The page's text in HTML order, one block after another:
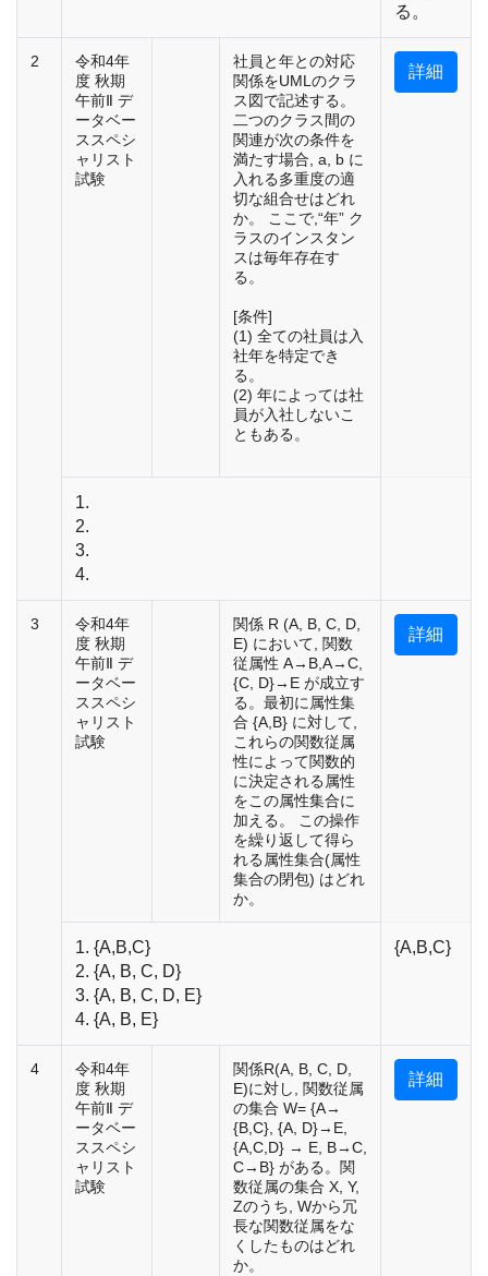
る。
2
令和4年
度 秋期
午前Ⅱ デ
ータベー
ススペシ
ャリスト
試験
社員と年との対応
関係をUMLのクラ
ス図で記述する。
二つのクラス間の
関連が次の条件を
満たす場合, a, b に
入れる多重度の適
切な組合せはどれ
か。 ここで,“年” ク
ラスのインスタン
スは毎年存在す
る。
[条件]
(1) 全ての社員は入
社年を特定でき
る。
(2) 年によっては社
員が入社しないこ
ともある。
詳細
1.
2.
3.
4.
3
令和4年
度 秋期
午前Ⅱ デ
ータベー
ススペシ
ャリスト
試験
関係 R (A, B, C, D,
E) において, 関数
従属性 A→B,A→C,
{C, D}→E が成立す
る。最初に属性集
合 {A,B} に対して,
これらの関数従属
性によって関数的
に決定される属性
をこの属性集合に
加える。 この操作
を繰り返して得ら
れる属性集合(属性
集合の閉包) はどれ
か。
詳細
1. {A,B,C}
2. {A, B, C, D}
3. {A, B, C, D, E}
4. {A, B, E}
{A,B,C}
4
令和4年
度 秋期
午前Ⅱ デ
ータベー
ススペシ
ャリスト
試験
関係R(A, B, C, D,
E)に対し, 関数従属
の集合 W= {A→
{B,C}, {A, D}→E,
{A,C,D} → E, B→C,
C→B} がある。関
数従属の集合 X, Y,
Zのうち, Wから冗
長な関数従属をな
くしたものはどれ
か。
詳細